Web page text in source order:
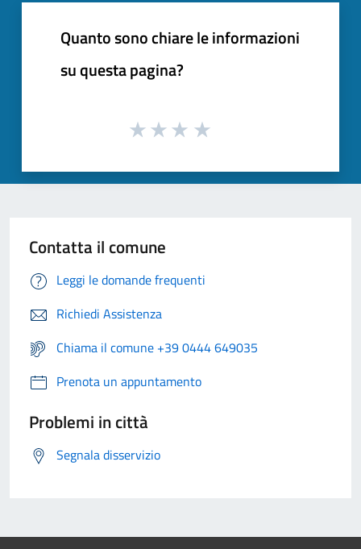
Quanto sono chiare le informazioni
su questa pagina?
Contatta il comune
Leggi le domande frequenti
Richiedi Assistenza
Chiama il comune +39 0444 649035
Prenota un appuntamento
Problemi in città
Segnala disservizio